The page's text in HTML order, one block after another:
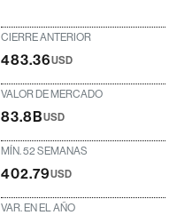
CIERRE ANTERIOR
483.36USD
VALOR DE MERCADO
83.8BUSD
MÍN. 52 SEMANAS
402.79USD
VAR. EN EL AÑO